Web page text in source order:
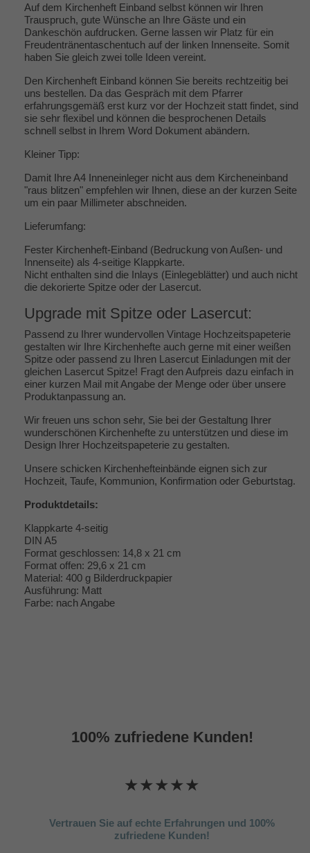
Auf dem Kirchenheft Einband selbst können wir Ihren
Trauspruch, gute Wünsche an Ihre Gäste und ein
Dankeschön aufdrucken. Gerne lassen wir Platz für ein
Freudentränentaschentuch auf der linken Innenseite. Somit
haben Sie gleich zwei tolle Ideen vereint.
Den Kirchenheft Einband können Sie bereits rechtzeitig bei
uns bestellen. Da das Gespräch mit dem Pfarrer
erfahrungsgemäß erst kurz vor der Hochzeit statt findet, sind
sie sehr flexibel und können die besprochenen Details
schnell selbst in Ihrem Word Dokument abändern.
Kleiner Tipp:
Damit Ihre A4 Inneneinleger nicht aus dem Kircheneinband
"raus blitzen" empfehlen wir Ihnen, diese an der kurzen Seite
um ein paar Millimeter abschneiden.
Lieferumfang:
Fester Kirchenheft-Einband (Bedruckung von Außen- und
Innenseite) als 4-seitige Klappkarte.
Nicht enthalten sind die Inlays (Einlegeblätter) und auch nicht
die dekorierte Spitze oder der Lasercut.
Upgrade mit Spitze oder Lasercut:
Passend zu Ihrer wundervollen Vintage Hochzeitspapeterie
gestalten wir Ihre Kirchenhefte auch gerne mit einer weißen
Spitze oder passend zu Ihren Lasercut Einladungen mit der
gleichen Lasercut Spitze! Fragt den Aufpreis dazu einfach in
einer kurzen Mail mit Angabe der Menge oder über unsere
Produktanpassung an.
Wir freuen uns schon sehr, Sie bei der Gestaltung Ihrer
wunderschönen Kirchenhefte zu unterstützen und diese im
Design Ihrer Hochzeitspapeterie zu gestalten.
Unsere schicken Kirchenhefteinbände eignen sich zur
Hochzeit, Taufe, Kommunion, Konfirmation oder Geburtstag.
Produktdetails:
Klappkarte 4-seitig
DIN A5
Format geschlossen: 14,8 x 21 cm
Format offen: 29,6 x 21 cm
Material: 400 g Bilderdruckpapier
Ausführung: Matt
Farbe: nach Angabe
100% zufriedene Kunden!
★★★★★
Vertrauen Sie auf echte Erfahrungen und 100%
zufriedene Kunden!